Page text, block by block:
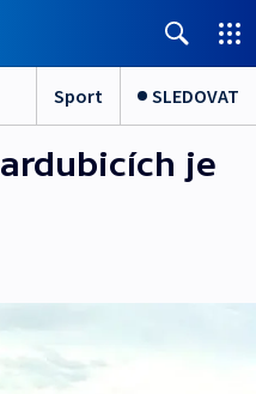
Sport SLEDOVAT
je